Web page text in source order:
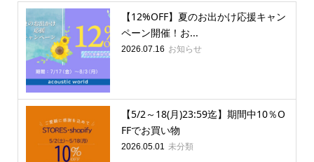
【12%OFF】夏のお出かけ応援キャン
ペーン開催！お...
2026.07.16 お知らせ
【5/2～18(月)23:59迄】期間中10％O
FFでお買い物
2026.05.01 未分類